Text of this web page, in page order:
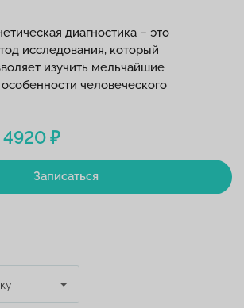
4920 ₽
Записаться
диагностика – это
исследования, который
изучить мельчайшие
человеческого